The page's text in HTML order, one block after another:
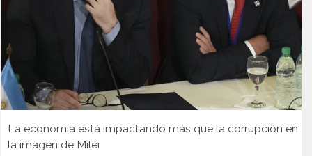
La economía está impactando más que la corrupción en
la imagen de Milei